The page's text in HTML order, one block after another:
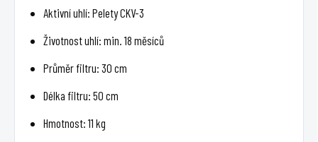
Aktivní uhlí: Pelety CKV-3
Životnost uhlí: min. 18 měsíců
Průměr filtru: 30 cm
Délka filtru: 50 cm
Hmotnost: 11 kg